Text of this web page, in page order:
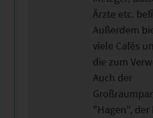
Ärzte etc.
Außerdem
viele Cafés
die zum
Auch der
"Hagen",